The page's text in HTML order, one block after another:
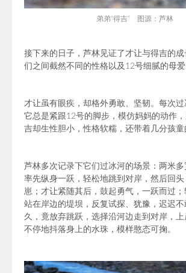
弟弟“得吉” 图源：芦林
接下来的日子，芦林见证了才让与得吉的
们之间截然不同的性格以及12号细腻的母爱
才让虽有眼疾，却格外勇敢、坚韧。每次过
它总是紧跟12号的脚步，模仿妈妈的动作
吉却生性胆小，性格软糯，还带着几分孩童
芦林多次记录下它们过冰河的场景：两米
率先纵身一跃，轻松地跳到对岸，然后回
崽；才让紧随其后，鼓起勇气，一跃而过
站在岸边的堤坝，反复试探、犹豫，迟迟不
久，竟放弃跳跃，选择沿河边走到对岸，上
不停地抖落身上的水珠，模样憨态可掬。